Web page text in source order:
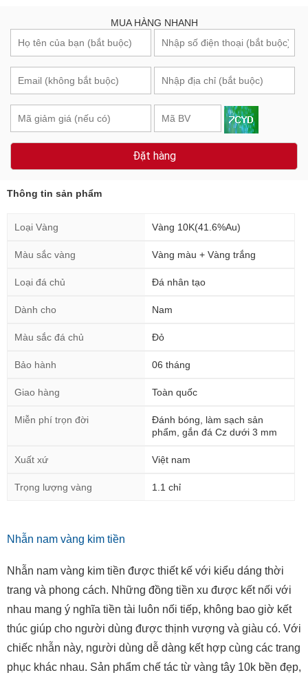
MUA HÀNG NHANH
Đặt hàng
Thông tin sản phẩm
Loại Vàng Vàng 10K(41.6%Au)
Màu sắc vàng Vàng màu + Vàng trắng
Loại đá chủ Đá nhân tạo
Dành cho Nam
Màu sắc đá chủ Đỏ
Bảo hành 06 tháng
Giao hàng Toàn quốc
Miễn phí trọn đời
Đánh bóng, làm sạch sản
phẩm, gắn đá Cz dưới 3 mm
Xuất xứ Việt nam
Trọng lượng vàng 1.1 chỉ
Nhẫn nam vàng kim tiền
Nhẫn nam vàng kim tiền được thiết kế với kiểu dáng thời
trang và phong cách. Những đồng tiền xu được kết nối với
nhau mang ý nghĩa tiền tài luôn nối tiếp, không bao giờ kết
thúc giúp cho người dùng được thịnh vượng và giàu có. Với
chiếc nhẫn này, người dùng dễ dàng kết hợp cùng các trang
phục khác nhau. Sản phẩm chế tác từ vàng tây 10k bền đẹp,